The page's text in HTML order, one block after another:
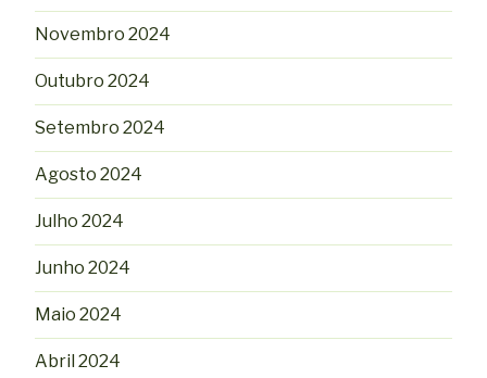
Novembro 2024
Outubro 2024
Setembro 2024
Agosto 2024
Julho 2024
Junho 2024
Maio 2024
Abril 2024